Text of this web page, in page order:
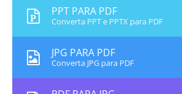
PPT PARA PDF
Converta PPT e PPTX para PDF
JPG PARA PDF
Converta JPG para PDF